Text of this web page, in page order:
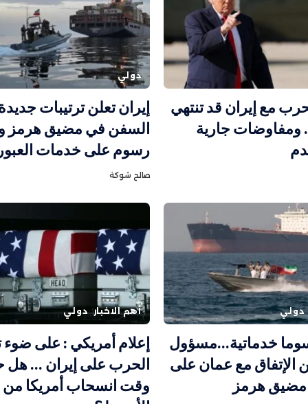
مع إيران قد تنتهي
ومفاوضات جارية
دولي
إيران تعلن ترتيبات
السفن في مضيق
رسوم على خدمات العبور
صالح شوكة
دولي
خدماتية…مسؤول
الإتفاق مع عمان على
مضيق هرمز
أهم الاخبار دولي
إعلام أمريكي : على ضوء
الحرب على إيران … هل
وقت انسحاب أمريكا